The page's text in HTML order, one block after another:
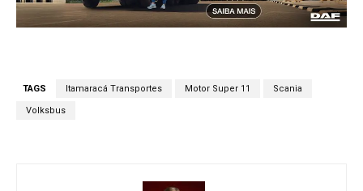
TAGS Itamaracá Transportes Motor Super 11 Scania
Volksbus